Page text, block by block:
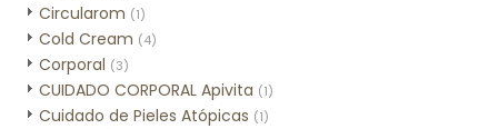
Circularom (1)
Cold Cream (4)
Corporal (3)
CUIDADO CORPORAL Apivita (1)
Cuidado de Pieles Atópicas (1)